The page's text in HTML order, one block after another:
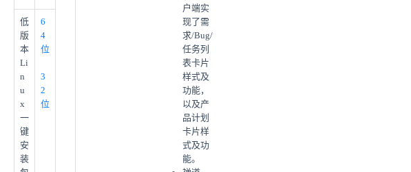
户端实
现了需
求/Bug/
任务列
表卡片
样式及
功能，
以及产
品计划
卡片样
式及功
能。
低
版
本
Li
n
u
x
一
键
安
装
6
4
位
3
2
位